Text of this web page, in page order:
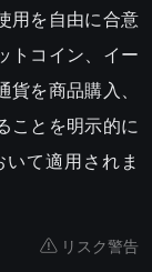
用を自由に合意
トコイン、イー
を商品購入、
ことを明示的に
て適用されま
リスク警告